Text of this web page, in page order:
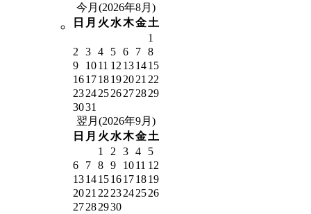
今月(2026年8月)
日 月 火 水木金土
1
2
3 4 5 6 7 8
9
1011 12 131415
161718192021 22
23242526272829
3031
翌月(2026年9月)
日 月 火 水木金土
1
2 3 4
5
6
7 8 9 1011 12
13141516171819
2021 22 23242526
27282930